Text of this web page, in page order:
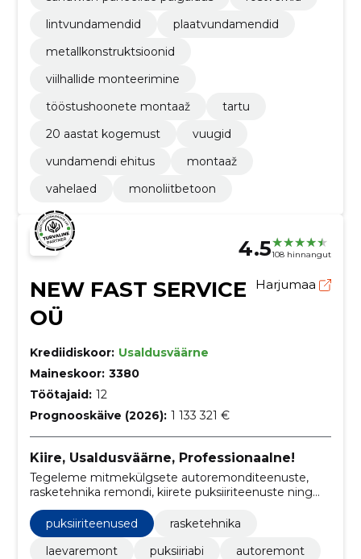
lintvundamendid
plaatvundamendid
metallkonstruktsioonid
viilhallide monteerimine
tööstushoonete montaaž
tartu
20 aastat kogemust
vuugid
vundamendi ehitus
montaaž
vahelaed
monoliitbetoon
4.5108 hinnangut
NEW FAST SERVICE
OÜ
Harjumaa
Krediidiskoor: Usaldusväärne
Maineskoor: 3380
Töötajaid: 12
Prognooskäive (2026): 1 133 321 €
Kiire, Usaldusväärne, Professionaalne!
Tegeleme mitmekülgsete autoremonditeenuste,
rasketehnika remondi, kiirete puksiiriteenuste ning
laevaremonditeenustega, pakkudes klientidele
professionaalset ja usaldusväärset abi sõidukite
hooldamisel ja remontimisel.
puksiiriteenused
rasketehnika
laevaremont
puksiiriabi
autoremont